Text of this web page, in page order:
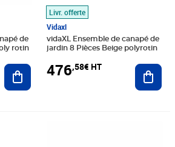
de
rotin
Ajouter au panier
Livr. offerte
Vidaxl
vidaXL Ensemble de canapé de
jardin 8 Pièces Beige polyrotin
476,58€ HT